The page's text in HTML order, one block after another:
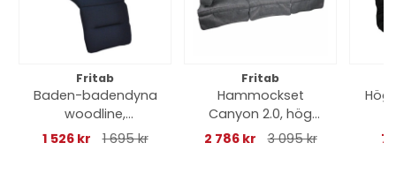
Fritab
Baden-badendyna
woodline,
nackkudde - marin
1 526 kr 1 695 kr
Fritab
Hammockset
Canyon 2.0, hög
rygg - oxfordgrå
2 786 kr 3 095 kr